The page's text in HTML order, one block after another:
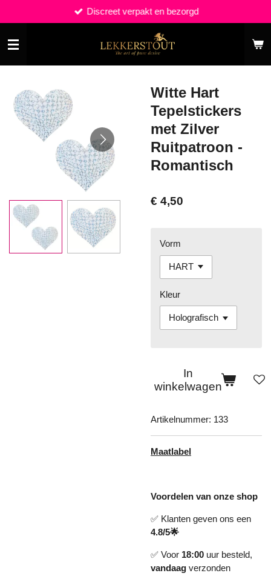
direct
naar
de
hoofdinhoud
Discreet verpakt en bezorgd
Witte Hart
Tepelstickers
met Zilver
Ruitpatroon -
Romantisch
€ 4,50
Vorm
Kleur
In
winkelwagen
Artikelnummer: 133
Maatlabel
Voordelen van onze shop
✅ Klanten geven ons een
4.8/5🌟
✅ Voor 18:00 uur besteld,
vandaag verzonden